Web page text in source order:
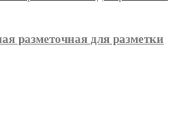
разметочная для разметки